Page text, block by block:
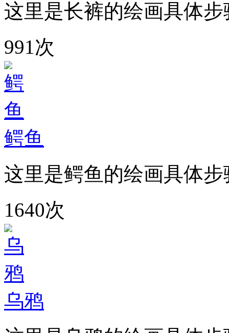
这里是长裤的绘画具体
991次
鳄鱼
这里是鳄鱼的绘画具体
1640次
乌鸦